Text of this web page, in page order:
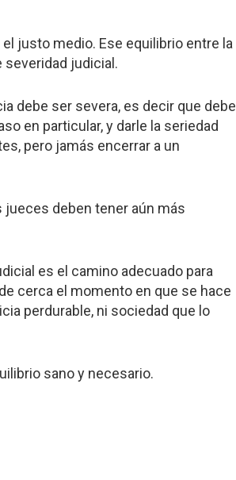
justo medio. Ese equilibrio entre la
severidad judicial.
debe ser severa, es decir que debe
en particular, y darle la seriedad
pero jamás encerrar a un
jueces deben tener aún más
es el camino adecuado para
cerca el momento en que se hace
perdurable, ni sociedad que lo
sano y necesario.